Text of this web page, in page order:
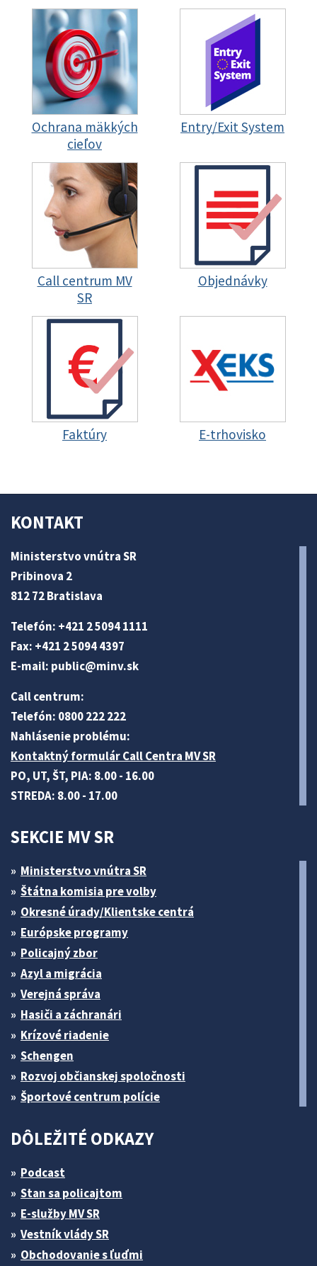
Ochrana mäkkých
cieľov
Entry/Exit System
Call centrum MV
SR
Objednávky
Faktúry E-trhovisko
KONTAKT
Ministerstvo vnútra SR
Pribinova 2
812 72 Bratislava
Telefón: +421 2 5094 1111
Fax: +421 2 5094 4397
E-mail: public@minv.sk
Call centrum:
Telefón: 0800 222 222
Nahlásenie problému:
Kontaktný formulár Call Centra MV SR
PO, UT, ŠT, PIA: 8.00 - 16.00
STREDA: 8.00 - 17.00
SEKCIE MV SR
Ministerstvo vnútra SR
Štátna komisia pre volby
Okresné úrady/Klientske centrá
Európske programy
Policajný zbor
Azyl a migrácia
Verejná správa
Hasiči a záchranári
Krízové riadenie
Schengen
Rozvoj občianskej spoločnosti
Športové centrum polície
DÔLEŽITÉ ODKAZY
Podcast
Stan sa policajtom
E-služby MV SR
Vestník vlády SR
Obchodovanie s ľuďmi